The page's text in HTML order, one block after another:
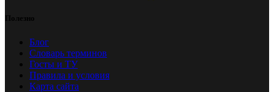
Полезно
Блог
Словарь терминов
Госты и ТУ
Правила и условия
Карта сайта